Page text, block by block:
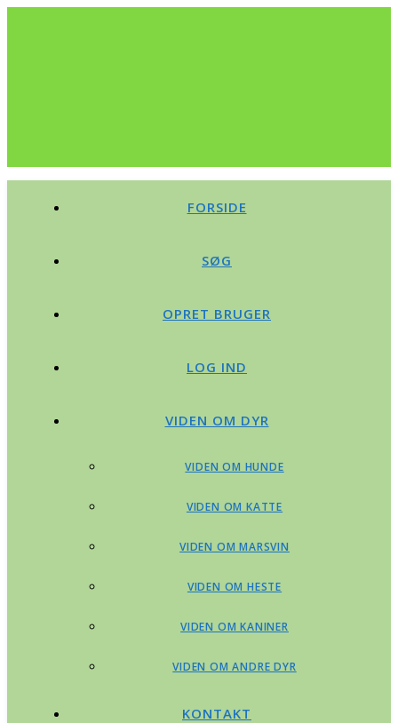
FORSIDE
SØG
OPRET BRUGER
LOG IND
VIDEN OM DYR
VIDEN OM HUNDE
VIDEN OM KATTE
VIDEN OM MARSVIN
VIDEN OM HESTE
VIDEN OM KANINER
VIDEN OM ANDRE DYR
KONTAKT